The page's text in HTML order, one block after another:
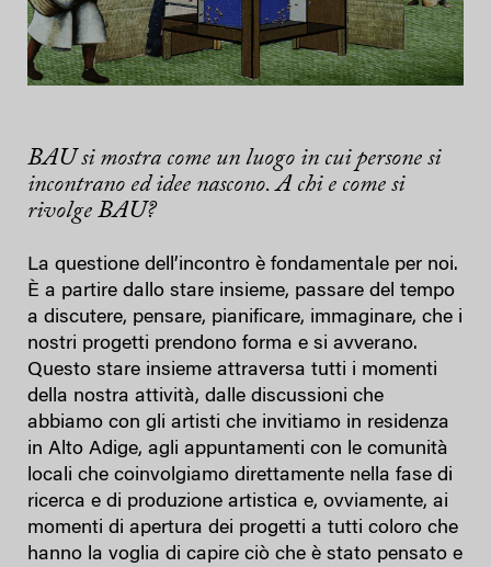
BAU si mostra come un luogo in cui persone si
incontrano ed idee nascono. A chi e come si
rivolge BAU?
La questione dell’incontro è fondamentale per noi.
È a partire dallo stare insieme, passare del tempo
a discutere, pensare, pianificare, immaginare, che i
nostri progetti prendono forma e si avverano.
Questo stare insieme attraversa tutti i momenti
della nostra attività, dalle discussioni che
abbiamo con gli artisti che invitiamo in residenza
in Alto Adige, agli appuntamenti con le comunità
locali che coinvolgiamo direttamente nella fase di
ricerca e di produzione artistica e, ovviamente, ai
momenti di apertura dei progetti a tutti coloro che
hanno la voglia di capire ciò che è stato pensato e